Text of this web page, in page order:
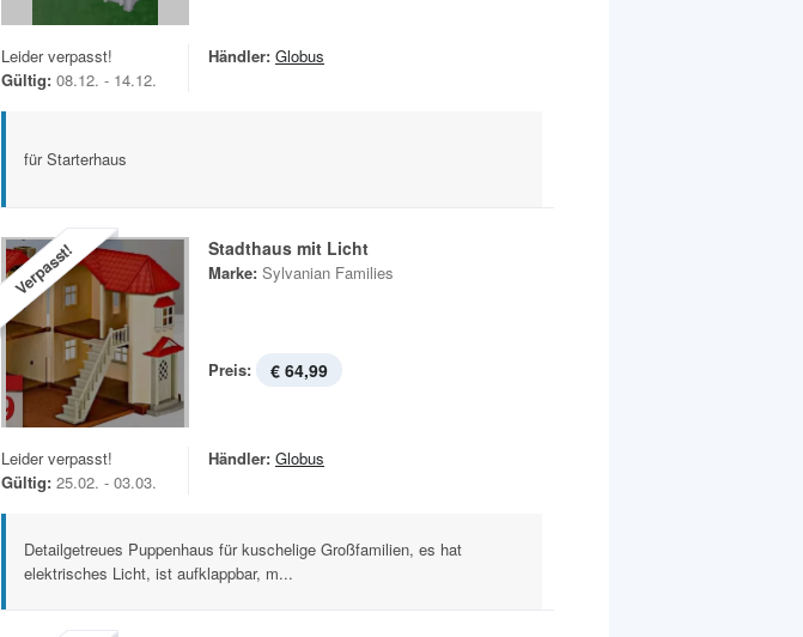
Leider verpasst!
Gültig: 08.12. - 14.12.
Händler: Globus
für Starterhaus
Verpasst! Stadthaus mit Licht
Marke: Sylvanian Families
Preis: € 64,99
Leider verpasst!
Gültig: 25.02. - 03.03.
Händler: Globus
Detailgetreues Puppenhaus für kuschelige Großfamilien, es hat
elektrisches Licht, ist aufklappbar, m...